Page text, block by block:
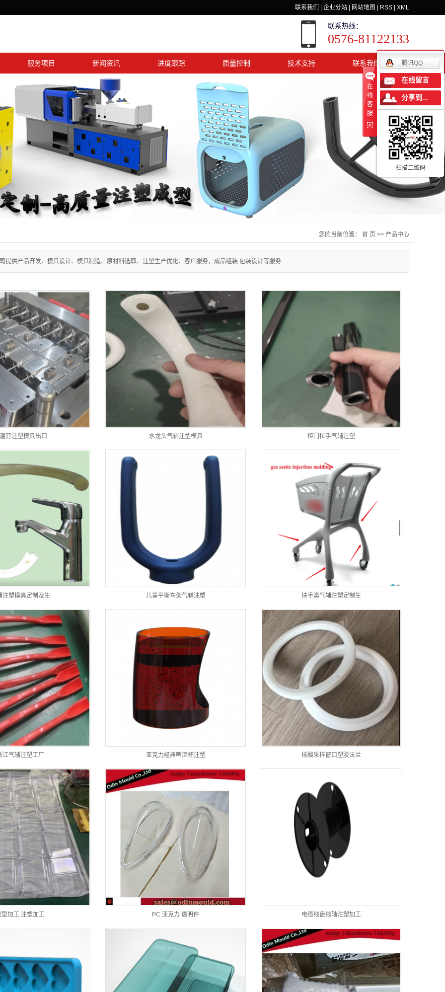
联系我们 企业分站 网站地图 RSS XML
联系热线：
0576-81122133
服务项目 新闻资讯 进度跟踪 质量控制 技术支持 联系我们
您的当前位置： 首 页 >> 产品中心
提供产品开发、模具设计、模具制造、原材料选取、注塑生产优化、客户服务，成品组装 包装设计等服务.
钉注塑模具出口 水龙头气辅注塑模具 柜门拉手气辅注塑
注塑模具定制及生 儿童平衡车架气辅注塑 扶手类气辅注塑定制生
江气辅注塑工厂 亚克力经典啤酒杯注塑 核酸采样窗口塑胶法兰
型加工 注塑加工 PC 亚克力 透明件 电缆线盘线轴注塑加工
在
线
客
服
腾讯QQ
在线留言
分享到...
扫描二维码